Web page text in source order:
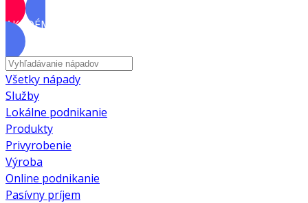
AKADÉMIA
Všetky nápady
Služby
Lokálne podnikanie
Produkty
Privyrobenie
Výroba
Online podnikanie
Pasívny príjem